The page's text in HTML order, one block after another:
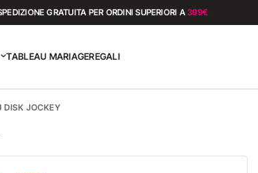
GRATUITA PER ORDINI SUPERIORI A399€
TABLEAU MARIAGEREGALI
DISK JOCKEY